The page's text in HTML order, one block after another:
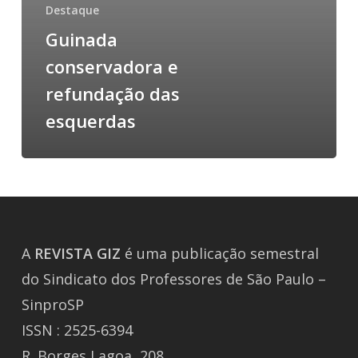
Destaque
Guinada
conservadora e
refundação das
esquerdas
A REVISTA GIZ é uma publicação semestral
do Sindicato dos Professores de São Paulo –
SinproSP
ISSN : 2525-6394